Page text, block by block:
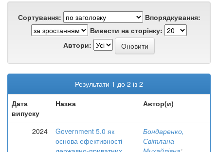
Сортування:
Впорядкування:
Вивести на сторінку:
Автори:
Результати 1 до 2 із 2
Дата
випуску
Назва Автор(и)
2024
Government 5.0 як
основа ефективності
Бондаренко,
Світлана